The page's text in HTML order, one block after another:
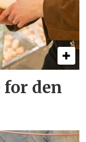
for den